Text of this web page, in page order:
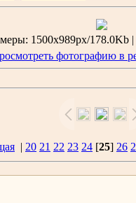
1500x989px/178.0Kb
фотографию в
| 20 21 22 23 24 [25] 26